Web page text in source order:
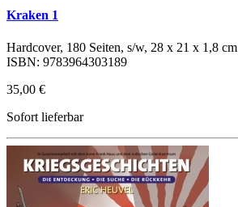
Kraken 1
Hardcover, 180 Seiten, s/w, 28 x 21 x 1,8 cm
ISBN: 9783964303189
35,00 €
Sofort lieferbar